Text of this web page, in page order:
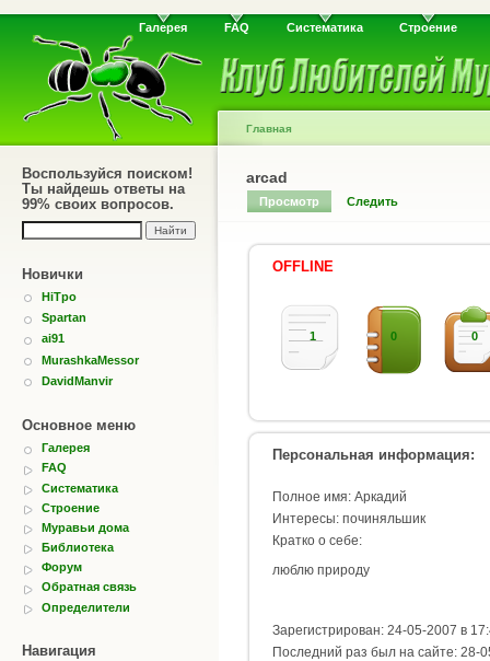
Галерея FAQ Систематика Строение
Воспользуйся поиском!
Ты найдешь ответы на
99% своих вопросов.
Новички
HiTpo
Spartan
ai91
MurashkaMessor
DavidManvir
Основное меню
Галерея
FAQ
Систематика
Строение
Муравьи дома
Библиотека
Форум
Обратная связь
Определители
Навигация
Главная
arcad
Просмотр Следить
OFFLINE
1 0 0
Персональная информация:
Полное имя: Аркадий
Интересы: починяльшик
Кратко о себе:
люблю природу
Зарегистрирован: 24-05-2007 в
Последний раз был на сайте: 28-